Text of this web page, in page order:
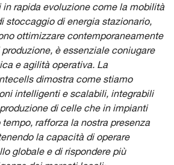
in rapida evoluzione come la mobilità
stoccaggio di energia stazionario,
ottimizzare contemporaneamente
è essenziale coniugare
e agilità operativa. La
dimostra come stiamo
intelligenti e scalabili, integrabili
di celle che in impianti
rafforza la nostra presenza
la capacità di operare
globale e di rispondere più